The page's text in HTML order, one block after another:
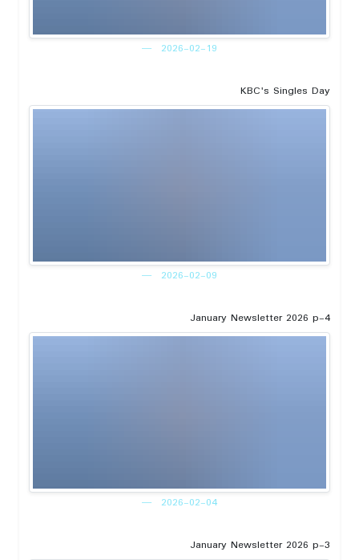
2026-02-19
KBC's Singles Day
2026-02-09
January Newsletter 2026 p-4
2026-02-04
January Newsletter 2026 p-3